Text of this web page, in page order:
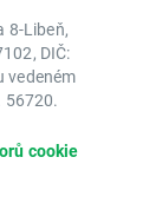
8-Libeň,
DIČ:
vedeném
56720.
cookie